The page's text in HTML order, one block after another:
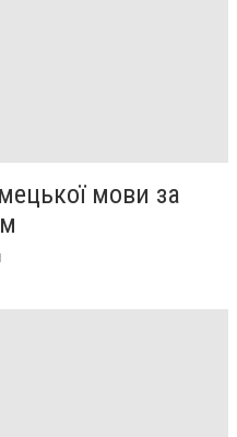
мови за